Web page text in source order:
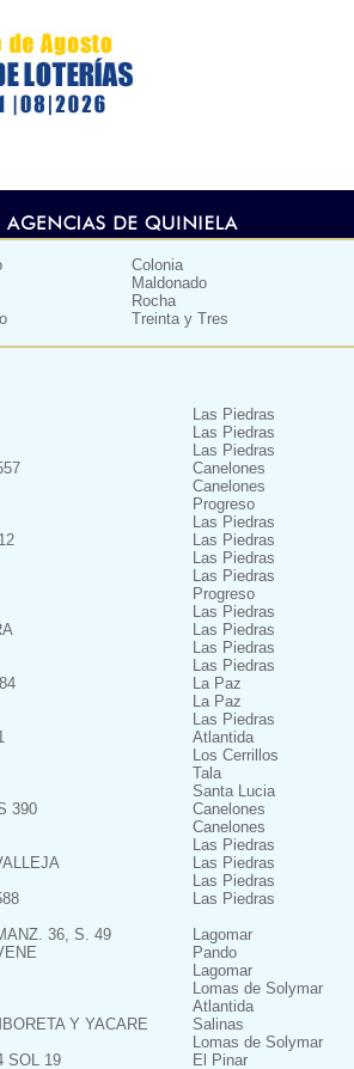
Colonia
Maldonado
Rocha
Treinta y Tres
Las Piedras
Las Piedras
Las Piedras
Canelones
Canelones
Progreso
Las Piedras
Las Piedras
Las Piedras
Las Piedras
Progreso
Las Piedras
Las Piedras
Las Piedras
Las Piedras
La Paz
La Paz
Las Piedras
Atlantida
Los Cerrillos
Tala
Santa Lucia
390 Canelones
Canelones
Las Piedras
Las Piedras
Las Piedras
Las Piedras
36, S. 49 Lagomar
Pando
Lagomar
Lomas de Solymar
Atlantida
Y YACARE Salinas
Lomas de Solymar
SOL 19 El Pinar